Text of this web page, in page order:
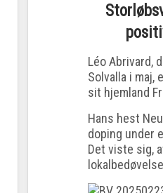
Léo Abrivard,
Solvalla i maj,
sit hjemland
Hans hest
doping under
Det viste sig,